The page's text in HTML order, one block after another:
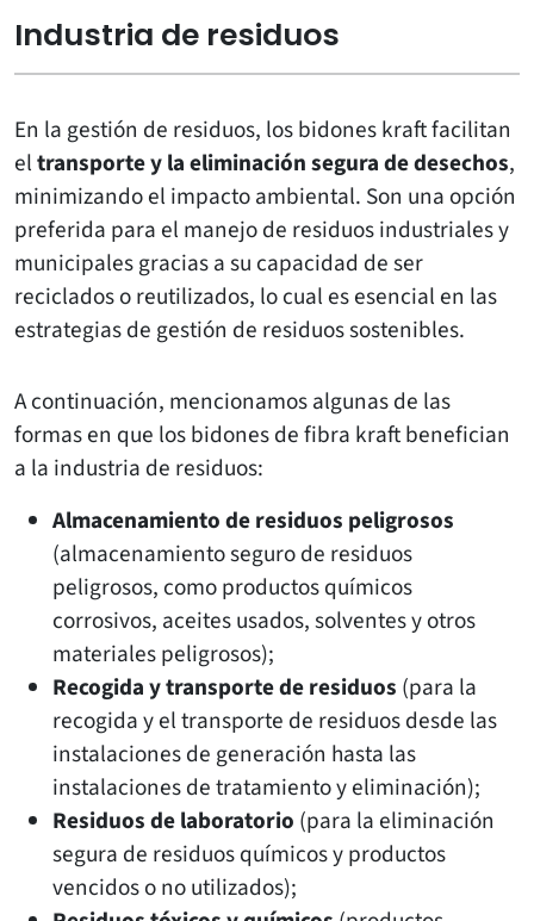
Industria de residuos
En la gestión de residuos, los bidones kraft facilitan
eltransporte y la eliminación segura de desechos,
minimizando el impacto ambiental. Son una opción
preferida para el manejo de residuos industriales y
municipales gracias a su capacidad de ser
reciclados o reutilizados, lo cual es esencial en las
estrategias de gestión de residuos sostenibles.
A continuación, mencionamos algunas de las
formas en que los bidones de fibra kraft benefician
a la industria de residuos:
Almacenamiento de residuos peligrosos
(almacenamiento seguro de residuos
peligrosos, como productos químicos
corrosivos, aceites usados, solventes y otros
materiales peligrosos);
Recogida y transporte de residuos (para la
recogida y el transporte de residuos desde las
instalaciones de generación hasta las
instalaciones de tratamiento y eliminación);
Residuos de laboratorio (para la eliminación
segura de residuos químicos y productos
vencidos o no utilizados);